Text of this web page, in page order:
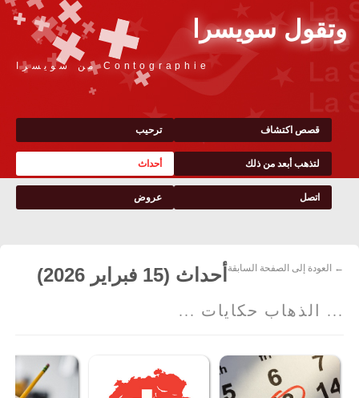
وتقول سويسرا
Contographie من سويسرا
ترحيب قصص اكتشاف
أحداث لتذهب أبعد من ذلك
عروض اتصل
← العودة إلى الصفحة السابقة
أحداث (15 فبراير 2026)
... الذهاب حكايات ...